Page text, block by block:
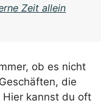
Zeit allein
ob es nicht
die
Hier kannst du oft